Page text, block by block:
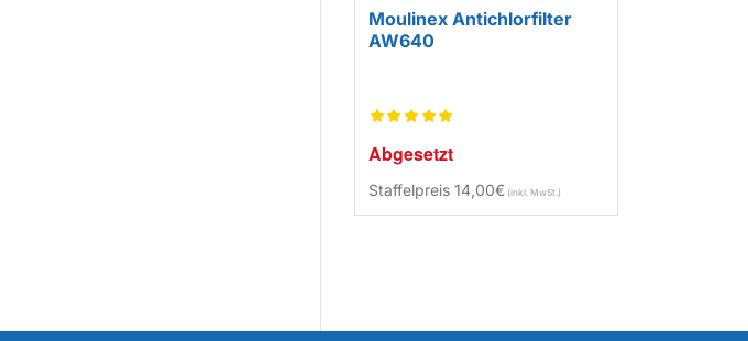
Abgesetzt
Moulinex Antichlorfilter
AW640
Staffelpreis 14,00€